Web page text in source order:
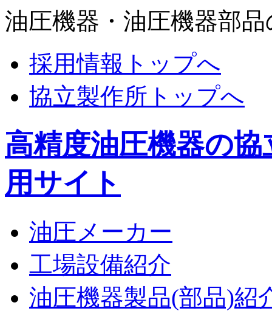
油圧機器・油圧機器部
採用情報トップへ
協立製作所トップへ
高精度油圧機器の
用サイト
油圧メーカー
工場設備紹介
油圧機器製品(部品)紹